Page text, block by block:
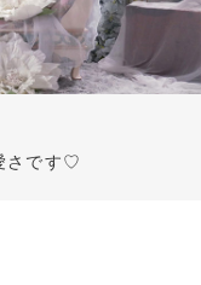
さです♡